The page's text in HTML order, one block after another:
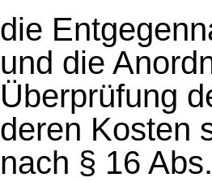
die
und die
Überprüfung
deren Kosten
nach § 16